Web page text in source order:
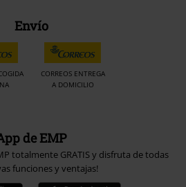
Envío
CORREOS ENTREGA
A DOMICILIO
de EMP
totalmente GRATIS y disfruta de todas
funciones y ventajas!